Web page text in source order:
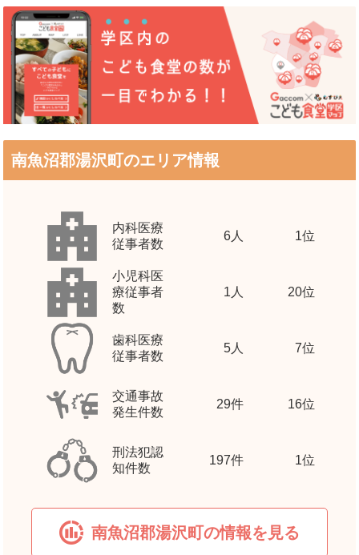
南魚沼郡湯沢町のエリア情報
内科医療
従事者数
6人 1位
小児科医
療従事者
数
1 人 20位
歯科医療
従事者数
5人 7位
交通事故
発生件数
29件 16位
刑法犯認
知件数
197件 1位
南魚沼郡湯沢町の情報を見る